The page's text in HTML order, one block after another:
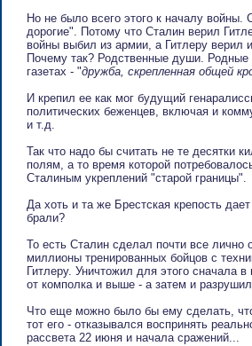
Но не было всего этого к началу
дорогие". Потому что Сталин верил
войны выбил из армии, а Гитлеру верил
Почему так? Родственные души. Родные
газетах - "дружба, скрепленная общей
И крепил ее как мог будущий
политических беженцев, включая и
и т.д.
Так что надо бы считать не те десятки
полям, а то время которой
Сталиным укреплений "старой границы".
Да хоть и та же Брестская крепость
брали?
То есть Сталин сделал почти все
миллионы тренированных бойцов с
Гитлеру. Уничтожил для этого сначала
от комполка и выше - а затем и
Что еще можно было бы ему сделать,
тот его - отказывался воспринять
рассвета 22 июня и начала сражений...